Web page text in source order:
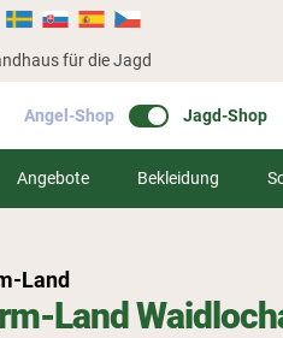
für die Jagd
Angel-Shop Jagd-Shop
Angebote Bekleidung
Land
Land